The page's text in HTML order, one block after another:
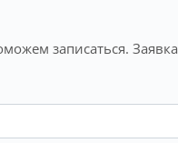
записаться. Заявка